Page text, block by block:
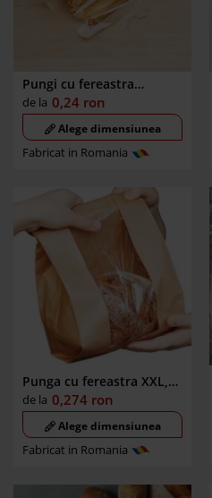
Pungi cu fereastra
laterala
de la 0,24 ron
Alege dimensiunea
Fabricat in Romania
Punga cu fereastra XXL,
punga paine taraneasca,
18x7x51cm, fereastra 6cm
de la 0,274 ron
Alege dimensiunea
Fabricat in Romania